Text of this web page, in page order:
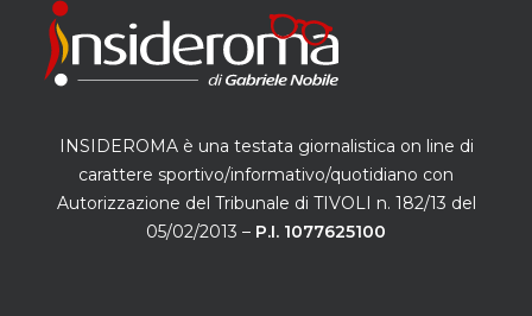
INSIDEROMA è una testata giornalistica on line di
carattere sportivo/informativo/quotidiano con
Autorizzazione del Tribunale di TIVOLI n. 182/13 del
05/02/2013 – P.I. 1077625100